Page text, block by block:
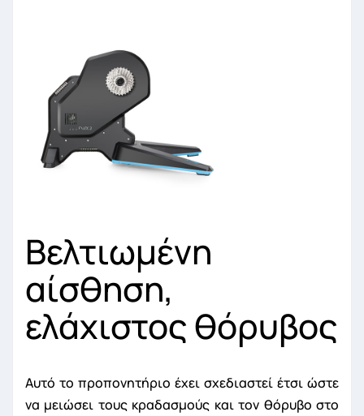
Βελτιωμένη
αίσθηση,
ελάχιστος θόρυβος
Αυτό το προπονητήριο έχει σχεδιαστεί έτσι ώστε
να μειώσει τους κραδασμούς και τον θόρυβο στο